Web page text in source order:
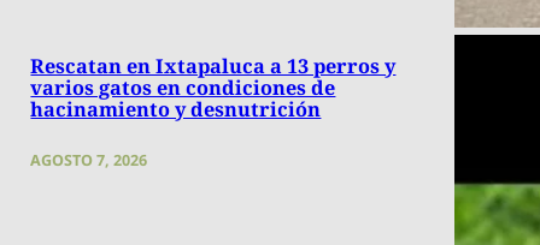
Rescatan en Ixtapaluca a 13 perros y
varios gatos en condiciones de
hacinamiento y desnutrición
AGOSTO 7, 2026